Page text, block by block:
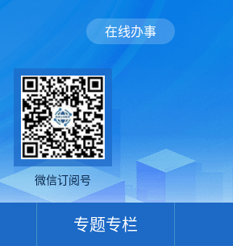
在线办事
微信订阅号
专题专栏